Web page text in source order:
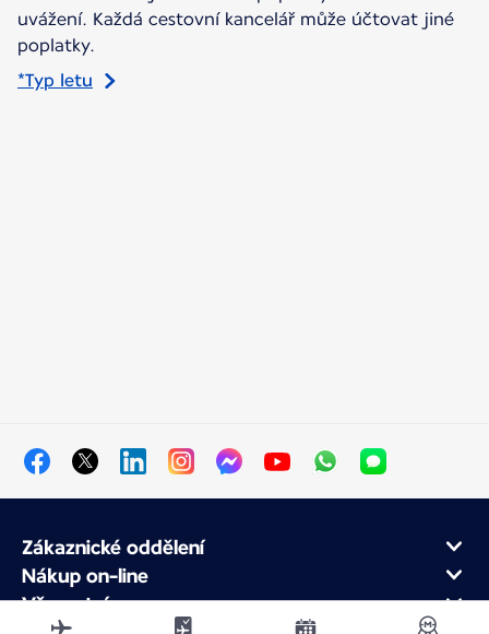
uvážení. Každá cestovní kancelář může účtovat jiné
poplatky.
*Typ letu
Zákaznické oddělení
Nákup on-line
Věrnostní program